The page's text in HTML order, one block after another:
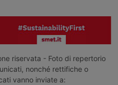
riservata - Foto di repertorio
nonché rettifiche o
vanno inviate a: